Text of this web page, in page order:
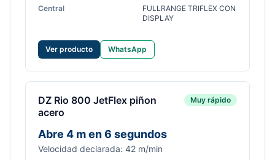
Central
FULLRANGE TRIFLEX CON
DISPLAY
Ver producto WhatsApp
DZ Rio 800 JetFlex piñon
acero
Muy rápido
Abre 4 m en 6 segundos
Velocidad declarada: 42 m/min